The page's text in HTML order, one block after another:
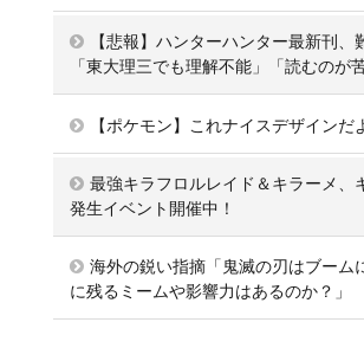
【悲報】ハンターハンター最新刊、
「東大理三でも理解不能」「読むのが苦
【ポケモン】これナイスデザインだ
最強キラフロルレイド＆キラーメ、
発生イベント開催中！
海外の鋭い指摘「鬼滅の刃はブーム
に残るミームや影響力はあるのか？」